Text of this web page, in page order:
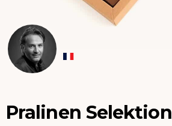
Pralinen